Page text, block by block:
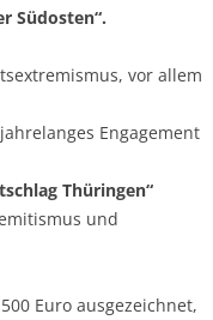
Südosten“.
vor allem
Engagement
Thüringen“
und
Euro ausgezeichnet,